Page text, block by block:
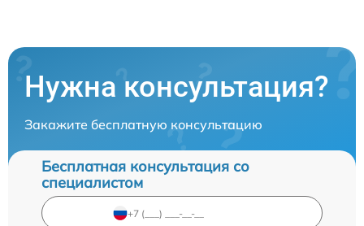
Нужна консультация?
Закажите бесплатную консультацию
Бесплатная консультация со
специалистом